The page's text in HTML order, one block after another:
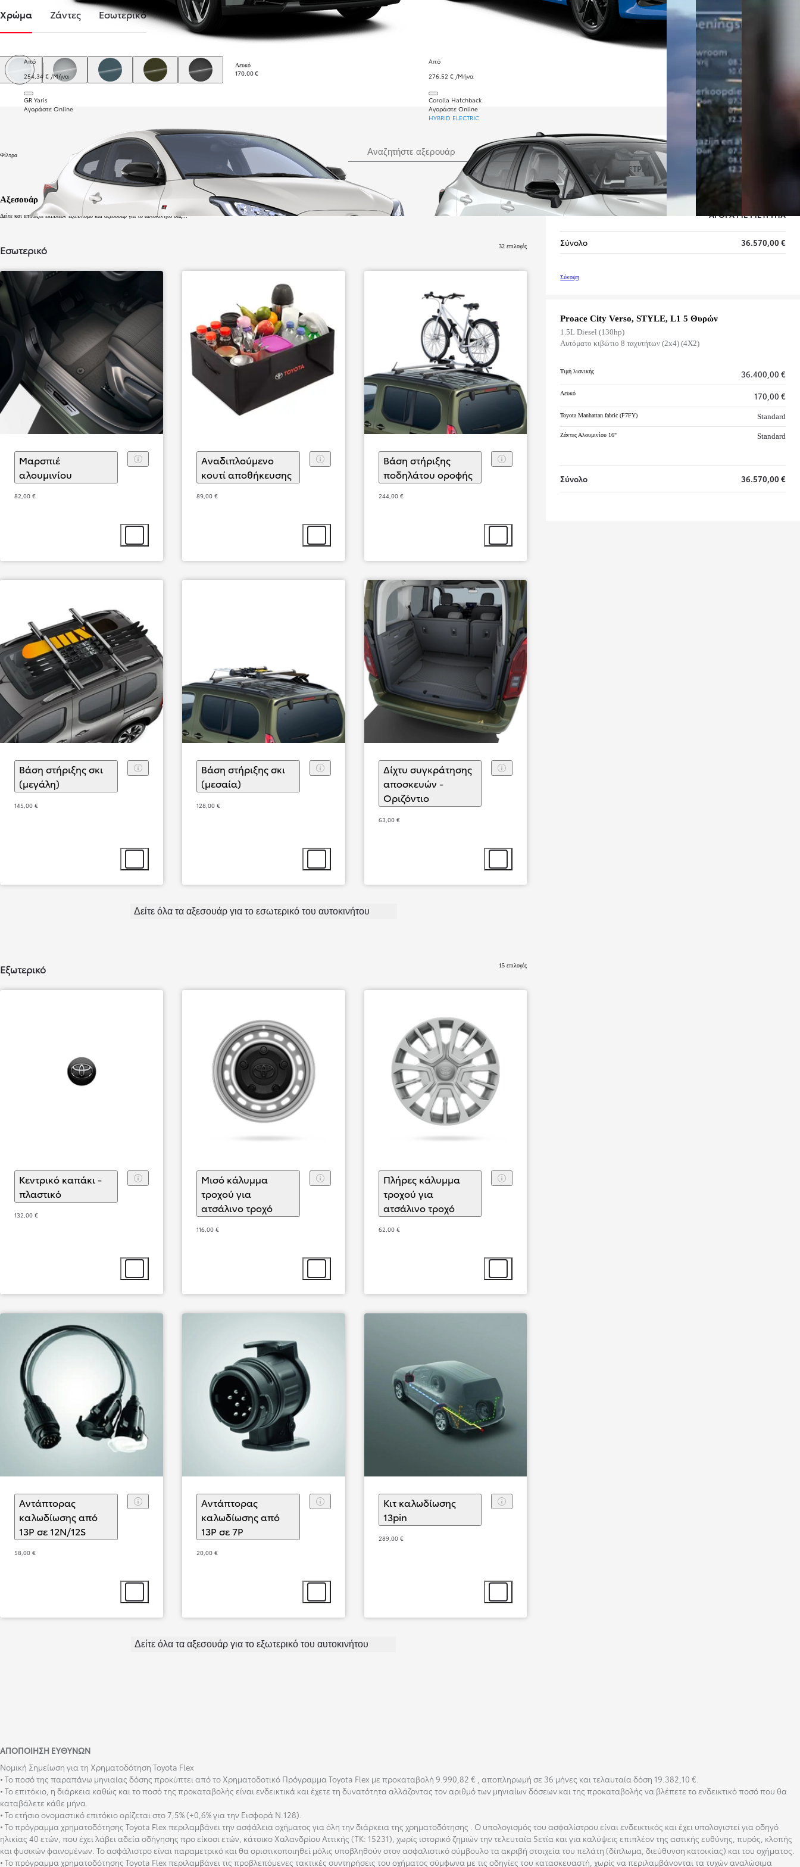
Από
254,34 € /Μήνα
Από
276,52 € /Μήνα
GR Yaris
Αγοράστε Online
Από
849,83 € /Μήνα
Corolla Hatchback
Αγοράστε Online
HYBRID ELECTRIC
Από
356,69 € /Μήνα
Corolla Touring Sports
Αγοράστε Online
HYBRID ELECTRIC
384,13 € /Μήνα
Toyota C-HR
Αγοράστε Online
HYBRID & PLUG-IN HYBRID ELECTRIC
Από
Toyota C-HR+
Αγοράστε Online
BATTERY ELECTRIC
Αγοράστε Online
PLUG-IN HYBRID ELECTRIC
Από
515,60 € /Μήνα
Χρώμα Ζάντες Εσωτερικό
Λευκό Ασημί μεταλλικό
Μπλε Χακί Μαύρο
Λευκό
170,00 €
Φίλτρα Αναζητήστε αξερουάρ
Αναζήτηση
Αξεσουάρ
Δείτε και επιλέξτε επιπλέον εξοπλισμό και αξεσουάρ για το αυτοκίνητό σας...
Εσωτερικό 32 επιλογές
Μαρσπιέ
αλουμινίου
82,00 €
Aναδιπλούμενo
κουτί αποθήκευσης( Επιλογή αξεσουάρ
89,00 €
Βάση στήριξης
ποδηλάτου οροφής( Επιλογή αξεσουάρ
244,00 €
Βάση στήριξης σκι
(μεγάλη)
145,00 €
Βάση στήριξης σκι
(μεσαία)
128,00 €
Δίχτυ συγκράτησης
αποσκευών -
Οριζόντιο(
63,00 €
Δείτε όλα τα αξεσουάρ για το εσωτερικό του αυτοκινήτου
Εξωτερικό 15 επιλογές
Κεντρικό καπάκι -
πλαστικό
132,00 €
Μισό κάλυμμα
τροχού για
ατσάλινο τροχό(
116,00 €
Πλήρες κάλυμμα
τροχού για
ατσάλινο τροχό(
62,00 €
Αντάπτορας
καλωδίωσης από
13P σε 12N/12S
58,00 €
Αντάπτορας
καλωδίωσης από
13P σε 7P
20,00 €
Κιτ καλωδίωσης
13pin
289,00 €
Δείτε όλα τα αξεσουάρ για το εξωτερικό του αυτοκινήτου
ΑΓΟΡΆ ΜΕ ΜΕΤΡΗΤΆ
ΑΓΟΡΆ ΜΕ
ΧΡΗΜΑΤΟΔΌΤΗΣΗ
ΑΓΟΡΆ ΜΕ ΜΕΤΡΗΤΆ
Σύνολο 36.570,00 €
Σύνοψη
Proace City Verso, STYLE, L1 5 Θυρών
1.5L Diesel (130hp)
Αυτόματο κιβώτιο 8 ταχυτήτων (2x4) (4X2)
Τιμή λιανικής 36.400,00 €
Λευκό 170,00 €
Toyota Manhattan fabric (F7FY) Standard
Ζάντες Αλουμινίου 16" Standard
Σύνολο 36.570,00 €
ΑΠΟΠΟΊΗΣΗ ΕΥΘΥΝΏΝ
Νομική Σημείωση για τη Χρηματοδότηση Toyota Flex
• Το ποσό της παραπάνω μηνιαίας δόσης προκύπτει από το Χρηματοδοτικό Πρόγραμμα Toyota Flex με προκαταβολή 9.990,82 € , αποπληρωμή σε 36 μήνες και τελαυταία δόση 19.382,10 €.
• Το επιτόκιο, η διάρκεια καθώς και το ποσό της προκαταβολής είναι ενδεικτικά και έχετε τη δυνατότητα αλλάζοντας τον αριθμό των μηνιαίων δόσεων και της προκαταβολής να βλέπετε το ενδεικτικό ποσό που θα
καταβάλετε κάθε μήνα.
• Το ετήσιο ονομαστικό επιτόκιο ορίζεται στο 7,5% (+0,6% για την Εισφορά Ν.128).
• Το πρόγραμμα χρηματοδότησης Toyota Flex περιλαμβάνει την ασφάλεια οχήματος για όλη την διάρκεια της χρηματοδότησης . Ο υπολογισμός του ασφαλίστρου είναι ενδεικτικός και έχει υπολογιστεί για οδηγό
ηλικίας 40 ετών, που έχει λάβει αδεία οδήγησης προ είκοσι ετών, κάτοικο Χαλανδρίου Αττικής (ΤΚ: 15231), χωρίς ιστορικό ζημιών την τελευταία 5ετία και για καλύψεις επιπλέον της αστικής ευθύνης, πυρός, κλοπής
και φυσικών φαινομένων. Το ασφάλιστρο είναι παραμετρικό και θα οριστικοποιηθεί μόλις υποβληθούν στον ασφαλιστικό σύμβουλο τα ακριβή στοιχεία του πελάτη (δίπλωμα, διεύθυνση κατοικίας) και του οχήματος.
• Το πρόγραμμα χρηματοδότησης Toyota Flex περιλαμβάνει τις προβλεπόμενες τακτικές συντηρήσεις του οχήματος σύμφωνα με τις οδηγίες του κατασκευαστή, χωρίς να περιλαμβάνονται τα τυχών αναλώσιμα